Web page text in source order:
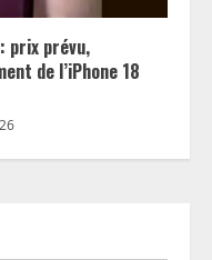
prix prévu,
de l’iPhone 18